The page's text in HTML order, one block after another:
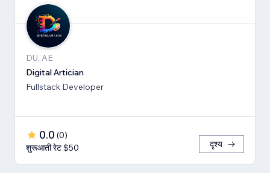
DU, AE
Digital Artician
Fullstack Developer
0.0 (0)
शुरूआती रेट $50
दृश्य